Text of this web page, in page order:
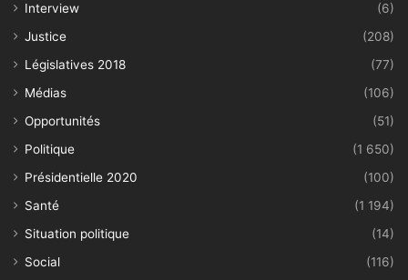
Interview
(6)
Justice
(208)
Législatives 2018
(77)
Médias
(106)
Opportunités
(51)
Politique
(1 650)
Présidentielle 2020
(100)
Santé
(1 194)
Situation politique
(14)
Social
(116)